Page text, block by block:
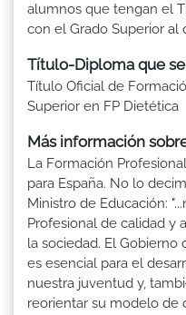
alumnos que tengan el
con el Grado Superior al
Título-Diploma que
Título Oficial de
Superior en FP Dietética
Más información
La Formación
para España. No lo
Ministro de Educación:
Profesional de calidad y
la sociedad. El Gobierno
es esencial para el
nuestra juventud y,
reorientar su modelo